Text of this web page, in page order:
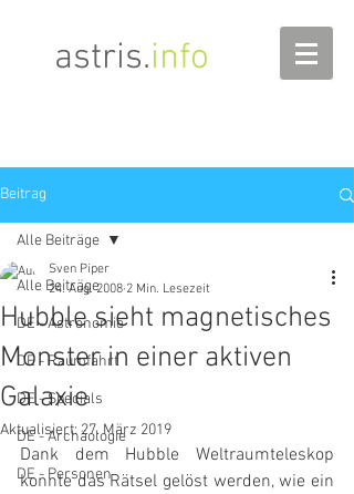
astris.info
Beitrag
Alle Beiträge
DE - Astronomie
DE - Raumfahrt
DE - Specials
DE - Archäologie
DE - Personen
Alle Beiträge
Hubble sieht magnetisches
Monster in einer aktiven
Galaxie
Sven Piper
24. Aug. 2008 2 Min. Lesezeit
Aktualisiert:27. März 2019
Dank dem Hubble Weltraumteleskop
konnte das Rätsel gelöst werden, wie ein